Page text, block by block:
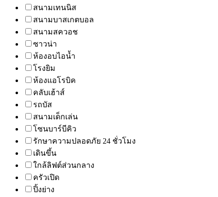
สนามเทนนิส
สนามบาสเกตบอล
สนามสควอช
ซาวน่า
ห้องอบไอน้ำ
โรงยิม
ห้องแอโรบิค
คลับเฮ้าส์
รถบัส
สนามเด็กเล่น
โซนบาร์บีคิว
รักษาความปลอดภัย 24 ชั่วโมง
เดินขึ้น
ใกล้ลิฟต์ส่วนกลาง
ครัวเปิด
ปิ้งย่าง